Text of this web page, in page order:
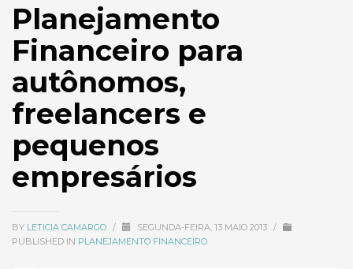
Planejamento
Financeiro para
autônomos,
freelancers e
pequenos
empresários
BY LETICIA CAMARGO / SEGUNDA-FEIRA, 13 MAIO 2013 /
PUBLISHED IN PLANEJAMENTO FINANCEIRO